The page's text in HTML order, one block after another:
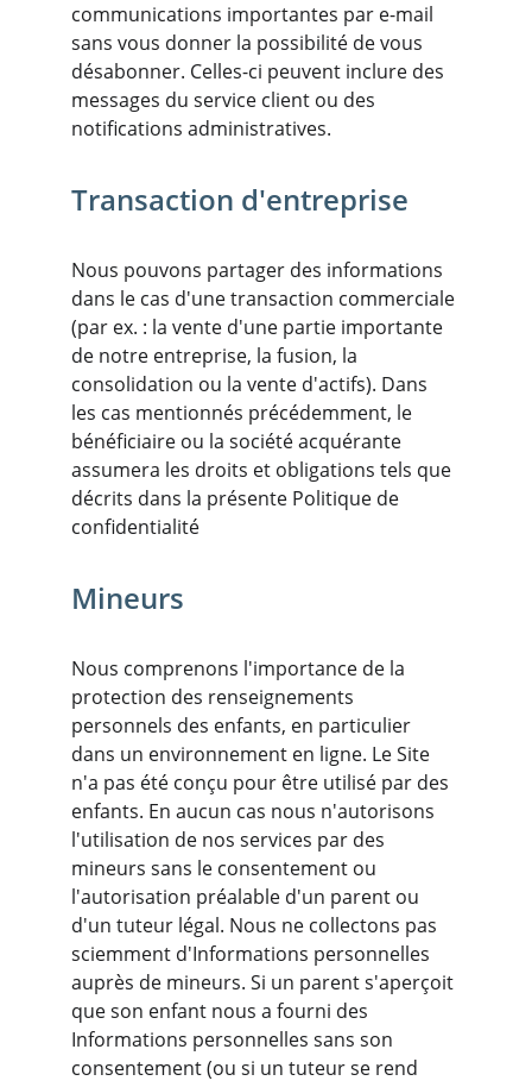
communications importantes par e-mail
sans vous donner la possibilité de vous
désabonner. Celles-ci peuvent inclure des
messages du service client ou des
notifications administratives.
Transaction d'entreprise
Nous pouvons partager des informations
dans le cas d'une transaction commerciale
(par ex. : la vente d'une partie importante
de notre entreprise, la fusion, la
consolidation ou la vente d'actifs). Dans
les cas mentionnés précédemment, le
bénéficiaire ou la société acquérante
assumera les droits et obligations tels que
décrits dans la présente Politique de
confidentialité
Mineurs
Nous comprenons l'importance de la
protection des renseignements
personnels des enfants, en particulier
dans un environnement en ligne. Le Site
n'a pas été conçu pour être utilisé par des
enfants. En aucun cas nous n'autorisons
l'utilisation de nos services par des
mineurs sans le consentement ou
l'autorisation préalable d'un parent ou
d'un tuteur légal. Nous ne collectons pas
sciemment d'Informations personnelles
auprès de mineurs. Si un parent s'aperçoit
que son enfant nous a fourni des
Informations personnelles sans son
consentement (ou si un tuteur se rend